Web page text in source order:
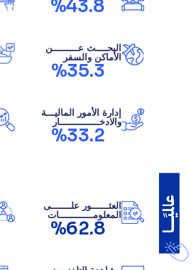
%43.8
البحــــث عـــــــــن
الأماكن والسفر
%35.3
إدارة الأمور الماليـــة
والادخــــــــــــــار
%33.2
العثــــــور علـــــــى
المعلومــــــــــــات
%62.8